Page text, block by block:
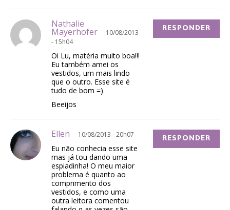
Nathalie
Mayerhofer
10/08/2013
- 15h04
Oi Lu, matéria muito boa!!!
Eu também amei os
vestidos, um mais lindo
que o outro. Esse site é
tudo de bom =)
Beeijos
RESPONDER
Ellen 10/08/2013 - 20h07
Eu não conhecia esse site
mas já tou dando uma
espiadinha! O meu maior
problema é quanto ao
comprimento dos
vestidos, e como uma
outra leitora comentou
RESPONDER